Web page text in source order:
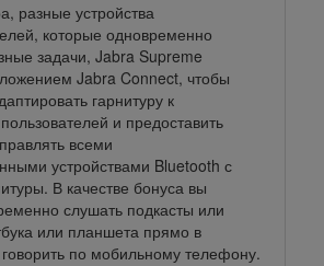
разные устройства
которые одновременно
задачи, Jabra Supreme
Jabra Connect, чтобы
гарнитуру к
и предоставить
всеми
устройствами Bluetooth с
В качестве бонуса вы
слушать подкасты или
или планшета прямо в
по мобильному телефону.